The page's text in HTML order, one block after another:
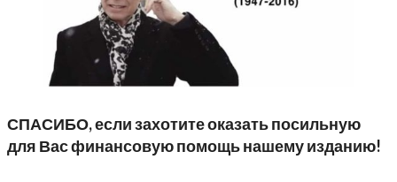
СПАСИБО, если захотите оказать посильную
для Вас финансовую помощь нашему изданию!